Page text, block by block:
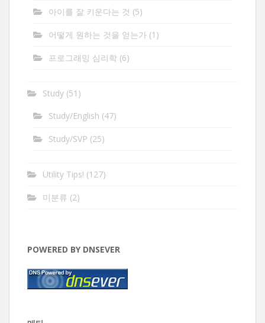
아이를 잘 키운다는 것 (5)
어떻게 원하는 것을 얻는가 (1)
프로그래밍 심리학 (6)
Study (51)
Study/English (47)
Study/SVP (25)
Utility Tips! (127)
미분류 (2)
POWERED BY DNSEVER